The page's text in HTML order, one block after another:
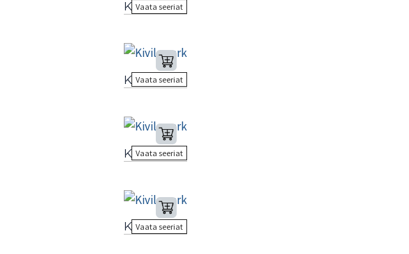
Kivila park
Vaata seeriat
Kivila park
Vaata seeriat
Kivila park
Vaata seeriat
Kivila park
Vaata seeriat